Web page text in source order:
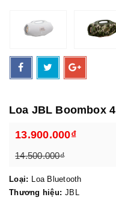
Loa JBL Boombox 4
13.900.000₫
14.500.000₫
Loại:
Loa Bluetooth
Thương hiệu: JBL